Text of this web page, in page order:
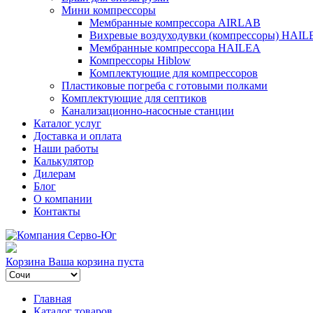
Мини компрессоры
Мембранные компрессора AIRLAB
Вихревые воздуходувки (компрессоры)
Мембранные компрессора HAILEA
Компрессоры Hiblow
Комплектующие для компрессоров
Пластиковые погреба с готовыми полками
Комплектующие для септиков
Канализационно-насосные станции
Каталог услуг
Доставка и оплата
Наши работы
Калькулятор
Дилерам
Блог
О компании
Контакты
Корзина Ваша корзина пуста
Главная